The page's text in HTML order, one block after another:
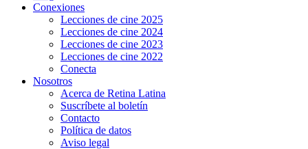
Conexiones
Lecciones de cine 2025
Lecciones de cine 2024
Lecciones de cine 2023
Lecciones de cine 2022
Conecta
Nosotros
Acerca de Retina Latina
Suscríbete al boletín
Contacto
Política de datos
Aviso legal